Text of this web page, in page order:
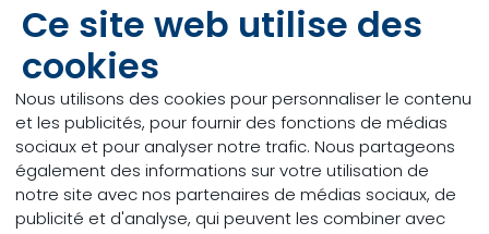
Ce site web utilise des
cookies
Nous utilisons des cookies pour personnaliser le contenu
et les publicités, pour fournir des fonctions de médias
sociaux et pour analyser notre trafic. Nous partageons
également des informations sur votre utilisation de
notre site avec nos partenaires de médias sociaux, de
publicité et d'analyse, qui peuvent les combiner avec
Nog te vaak blijft een voeranalyse achterwege en
maakt de rundveespecialist een inschatting wat de
gehaltes zijn, waarop het rantsoen vervolgens
opnieuw wordt berekend. In enkele gevallen wordt
een heranalyse aangevraagd, maar dat kost tijd en
geld. Om tegemoet te komen aan de wens voor
een snelle, betrouwbare nutriëntenanalyse op uw
eigen erf, introduceert Trouw Nutrition de NutriOpt
On-site Adviser (NOA). Een draagbare NIR-scanner
die binnen 10 minuten een volledige analyse maakt